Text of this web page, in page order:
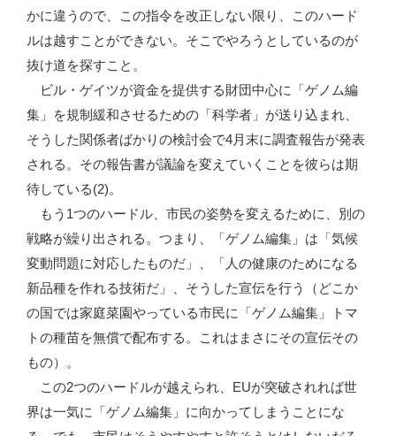
かに違うので、この指令を改正しない限り、このハード
ルは越すことができない。そこでやろうとしているのが
抜け道を探すこと。
ビル・ゲイツが資金を提供する財団中心に「ゲノム編
集」を規制緩和させるための「科学者」が送り込まれ、
そうした関係者ばかりの検討会で4月末に調査報告が発表
される。その報告書が議論を変えていくことを彼らは期
待している(2)。
もう1つのハードル、市民の姿勢を変えるために、別の
戦略が繰り出される。つまり、「ゲノム編集」は「気候
変動問題に対応したものだ」、「人の健康のためになる
新品種を作れる技術だ」、そうした宣伝を行う（どこか
の国では家庭菜園やっている市民に「ゲノム編集」トマ
トの種苗を無償で配布する。これはまさにその宣伝その
もの）。
この2つのハードルが越えられ、EUが突破されれば世
界は一気に「ゲノム編集」に向かってしまうことにな